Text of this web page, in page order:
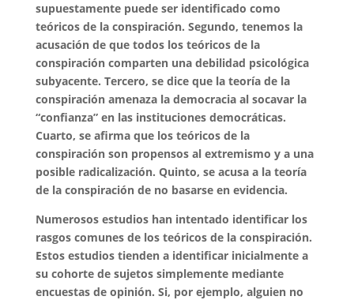
supuestamente puede ser identificado como
teóricos de la conspiración. Segundo, tenemos la
acusación de que todos los teóricos de la
conspiración comparten una debilidad psicológica
subyacente. Tercero, se dice que la teoría de la
conspiración amenaza la democracia al socavar la
“confianza” en las instituciones democráticas.
Cuarto, se afirma que los teóricos de la
conspiración son propensos al extremismo y a una
posible radicalización. Quinto, se acusa a la teoría
de la conspiración de no basarse en evidencia.
Numerosos estudios han intentado identificar los
rasgos comunes de los teóricos de la conspiración.
Estos estudios tienden a identificar inicialmente a
su cohorte de sujetos simplemente mediante
encuestas de opinión. Si, por ejemplo, alguien no